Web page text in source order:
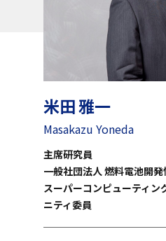
米田 雅一
Masakazu Yoneda
主席研究員
一般社団法人 燃料電池開
スーパーコンピューティ
ニティ委員